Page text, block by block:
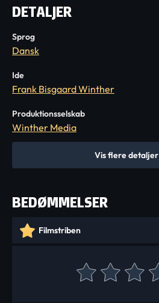
DETALJER
Sprog
Dansk
Ide
Frank Bisgaard Winther
Produktionsselskab
Winther Media
Vis flere detaljer
BEDØMMELSER
Filmstriben